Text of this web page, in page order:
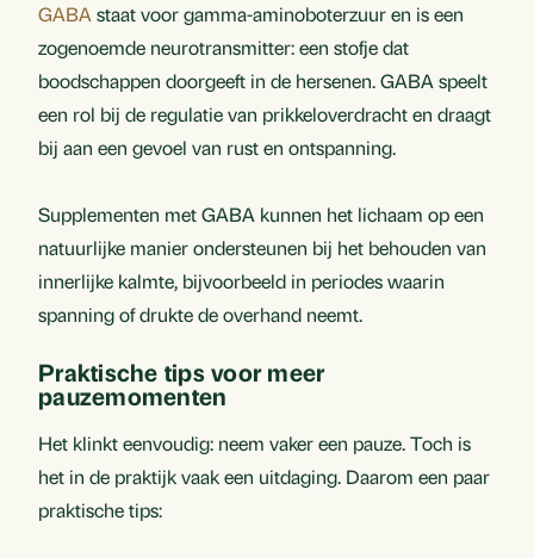
GABAstaat voor gamma-aminoboterzuur en is een
zogenoemde neurotransmitter: een stofje dat
boodschappen doorgeeft in de hersenen. GABA speelt
een rol bij de regulatie van prikkeloverdracht en draagt
bij aan een gevoel van rust en ontspanning.
Supplementen met GABA kunnen het lichaam op een
natuurlijke manier ondersteunen bij het behouden van
innerlijke kalmte, bijvoorbeeld in periodes waarin
spanning of drukte de overhand neemt.
Praktische tips voor meer
pauzemomenten
Het klinkt eenvoudig: neem vaker een pauze. Toch is
het in de praktijk vaak een uitdaging. Daarom een paar
praktische tips: